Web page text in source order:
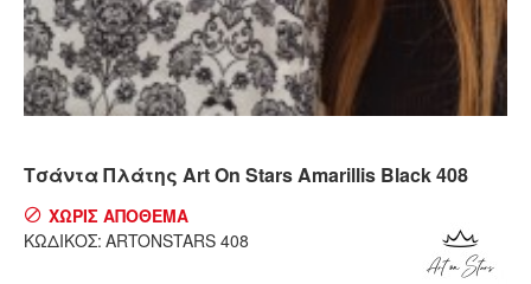
Τσάντα Πλάτης Art On Stars Amarillis Black 408
ΧΩΡΊΣ ΑΠΌΘΕΜΑ
ΚΩΔΙΚΌΣ: ARTONSTARS 408